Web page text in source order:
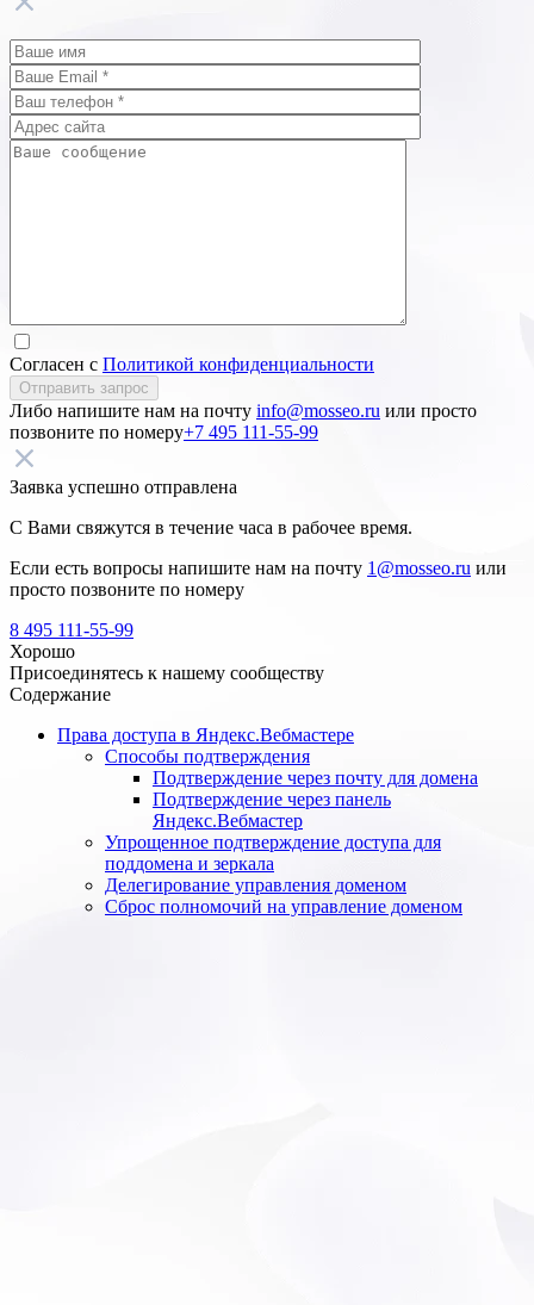
Согласен с Политикой конфиденциальности
Отправить запрос
Либо напишите нам на почту info@mosseo.ru или просто
позвоните по номеру+7 495 111-55-99
Заявка успешно отправлена
С Вами свяжутся в течение часа в рабочее время.
Если есть вопросы напишите нам на почту 1@mosseo.ru или
просто позвоните по номеру
8 495 111-55-99
Хорошо
Присоединятесь к нашему сообществу
Содержание
Права доступа в Яндекс.Вебмастере
Способы подтверждения
Подтверждение через почту для домена
Подтверждение через панель
Яндекс.Вебмастер
Упрощенное подтверждение доступа для
поддомена и зеркала
Делегирование управления доменом
Сброс полномочий на управление доменом